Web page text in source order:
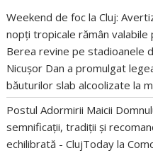
Weekend de foc la Cluj:
nopți tropicale rămân valabile
Berea revine pe stadioanele
Nicușor Dan a promulgat
băuturilor slab alcoolizate la
Postul Adormirii Maicii
semnificații, tradiții și
echilibrată - ClujToday la